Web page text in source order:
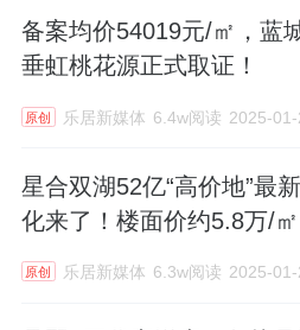
备案均价54019元/㎡，蓝
垂虹桃花源正式取证！
原创 乐居新媒体 6.4w阅读 2025-01-
星合双湖52亿“高价地”最
化来了！楼面价约5.8万/㎡
原创 乐居新媒体 6.3w阅读 2025-01-